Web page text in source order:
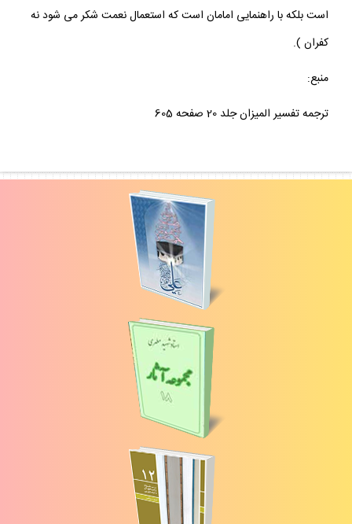
است بلكه با راهنمايى امامان است كه استعمال نعمت شكر مى شود نه
كفران ).
منبع:
ترجمه تفسير الميزان جلد 20 صفحه 605